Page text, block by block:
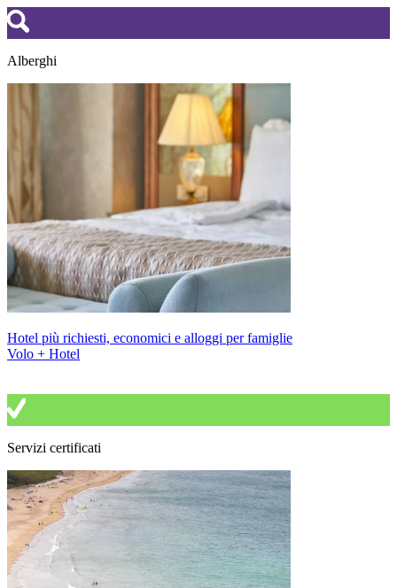
Alberghi
Hotel più richiesti, economici e alloggi per famiglie
Volo + Hotel
Servizi certificati